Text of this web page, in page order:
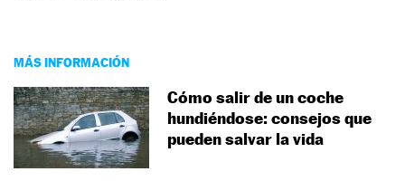
MÁS INFORMACIÓN
Cómo salir de un coche
hundiéndose: consejos que
pueden salvar la vida